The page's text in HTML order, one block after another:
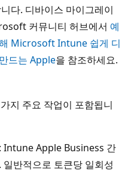
다. 디바이스 마이그레이
커뮤니티 허브에서 예
Microsoft Intune 쉽게 디
드는 Apple을 참조하세요.
지 주요 작업이 포함됩니
: Intune Apple Business 간
반적으로 토큰당 일회성